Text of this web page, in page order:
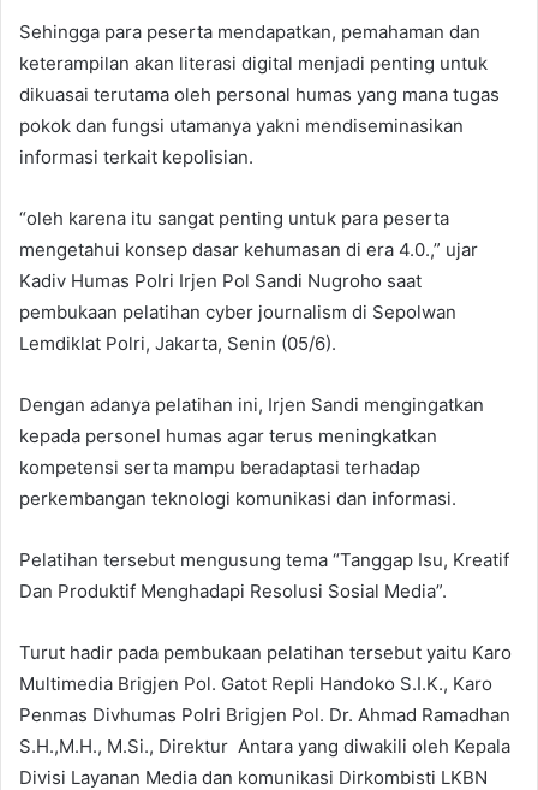
Sehingga para peserta mendapatkan, pemahaman dan
keterampilan akan literasi digital menjadi penting untuk
dikuasai terutama oleh personal humas yang mana tugas
pokok dan fungsi utamanya yakni mendiseminasikan
informasi terkait kepolisian.
“oleh karena itu sangat penting untuk para peserta
mengetahui konsep dasar kehumasan di era 4.0.,” ujar
Kadiv Humas Polri Irjen Pol Sandi Nugroho saat
pembukaan pelatihan cyber journalism di Sepolwan
Lemdiklat Polri, Jakarta, Senin (05/6).
Dengan adanya pelatihan ini, Irjen Sandi mengingatkan
kepada personel humas agar terus meningkatkan
kompetensi serta mampu beradaptasi terhadap
perkembangan teknologi komunikasi dan informasi.
Pelatihan tersebut mengusung tema “Tanggap Isu, Kreatif
Dan Produktif Menghadapi Resolusi Sosial Media”.
Turut hadir pada pembukaan pelatihan tersebut yaitu Karo
Multimedia Brigjen Pol. Gatot Repli Handoko S.I.K., Karo
Penmas Divhumas Polri Brigjen Pol. Dr. Ahmad Ramadhan
S.H.,M.H., M.Si., Direktur Antara yang diwakili oleh Kepala
Divisi Layanan Media dan komunikasi Dirkombisti LKBN